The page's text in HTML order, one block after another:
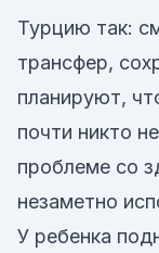
Турцию так:
трансфер,
планируют,
почти никто
проблеме со
незаметно
У ребенка